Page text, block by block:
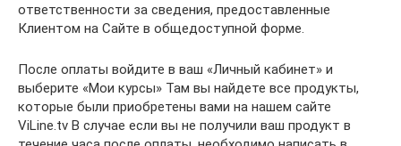
ответственности за сведения, предоставленные
Клиентом на Сайте в общедоступной форме.
После оплаты войдите в ваш «Личный кабинет» и
выберите «Мои курсы» Там вы найдете все продукты,
которые были приобретены вами на нашем сайте
ViLine.tv В случае если вы не получили ваш продукт в